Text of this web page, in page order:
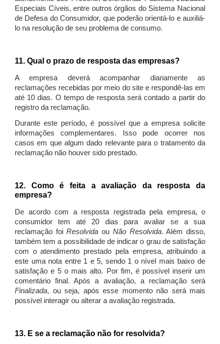
Especiais Cíveis, entre outros órgãos do Sistema Nacional
de Defesa do Consumidor, que poderão orientá-lo e auxiliá-
lo na resolução de seu problema de consumo.
11. Qual o prazo de resposta das empresas?
A empresa deverá acompanhar diariamente as
reclamações recebidas por meio do site e respondê-las em
até 10 dias. O tempo de resposta será contado a partir do
registro da reclamação.
Durante este período, é possível que a empresa solicite
informações complementares. Isso pode ocorrer nos
casos em que algum dado relevante para o tratamento da
reclamação não houver sido prestado.
12. Como é feita a avaliação da resposta da
empresa?
De acordo com a resposta registrada pela empresa, o
consumidor tem até 20 dias para avaliar se a sua
reclamação foiResolvida ou Não Resolvida. Além disso,
também tem a possibilidade de indicar o grau de satisfação
com o atendimento prestado pela empresa, atribuindo a
este uma nota entre 1 e 5, sendo 1 o nível mais baixo de
satisfação e 5 o mais alto. Por fim, é possível inserir um
comentário final. Após a avaliação, a reclamação será
Finalizada, ou seja, após esse momento não será mais
possível interagir ou alterar a avaliação registrada.
13. E se a reclamação não for resolvida?